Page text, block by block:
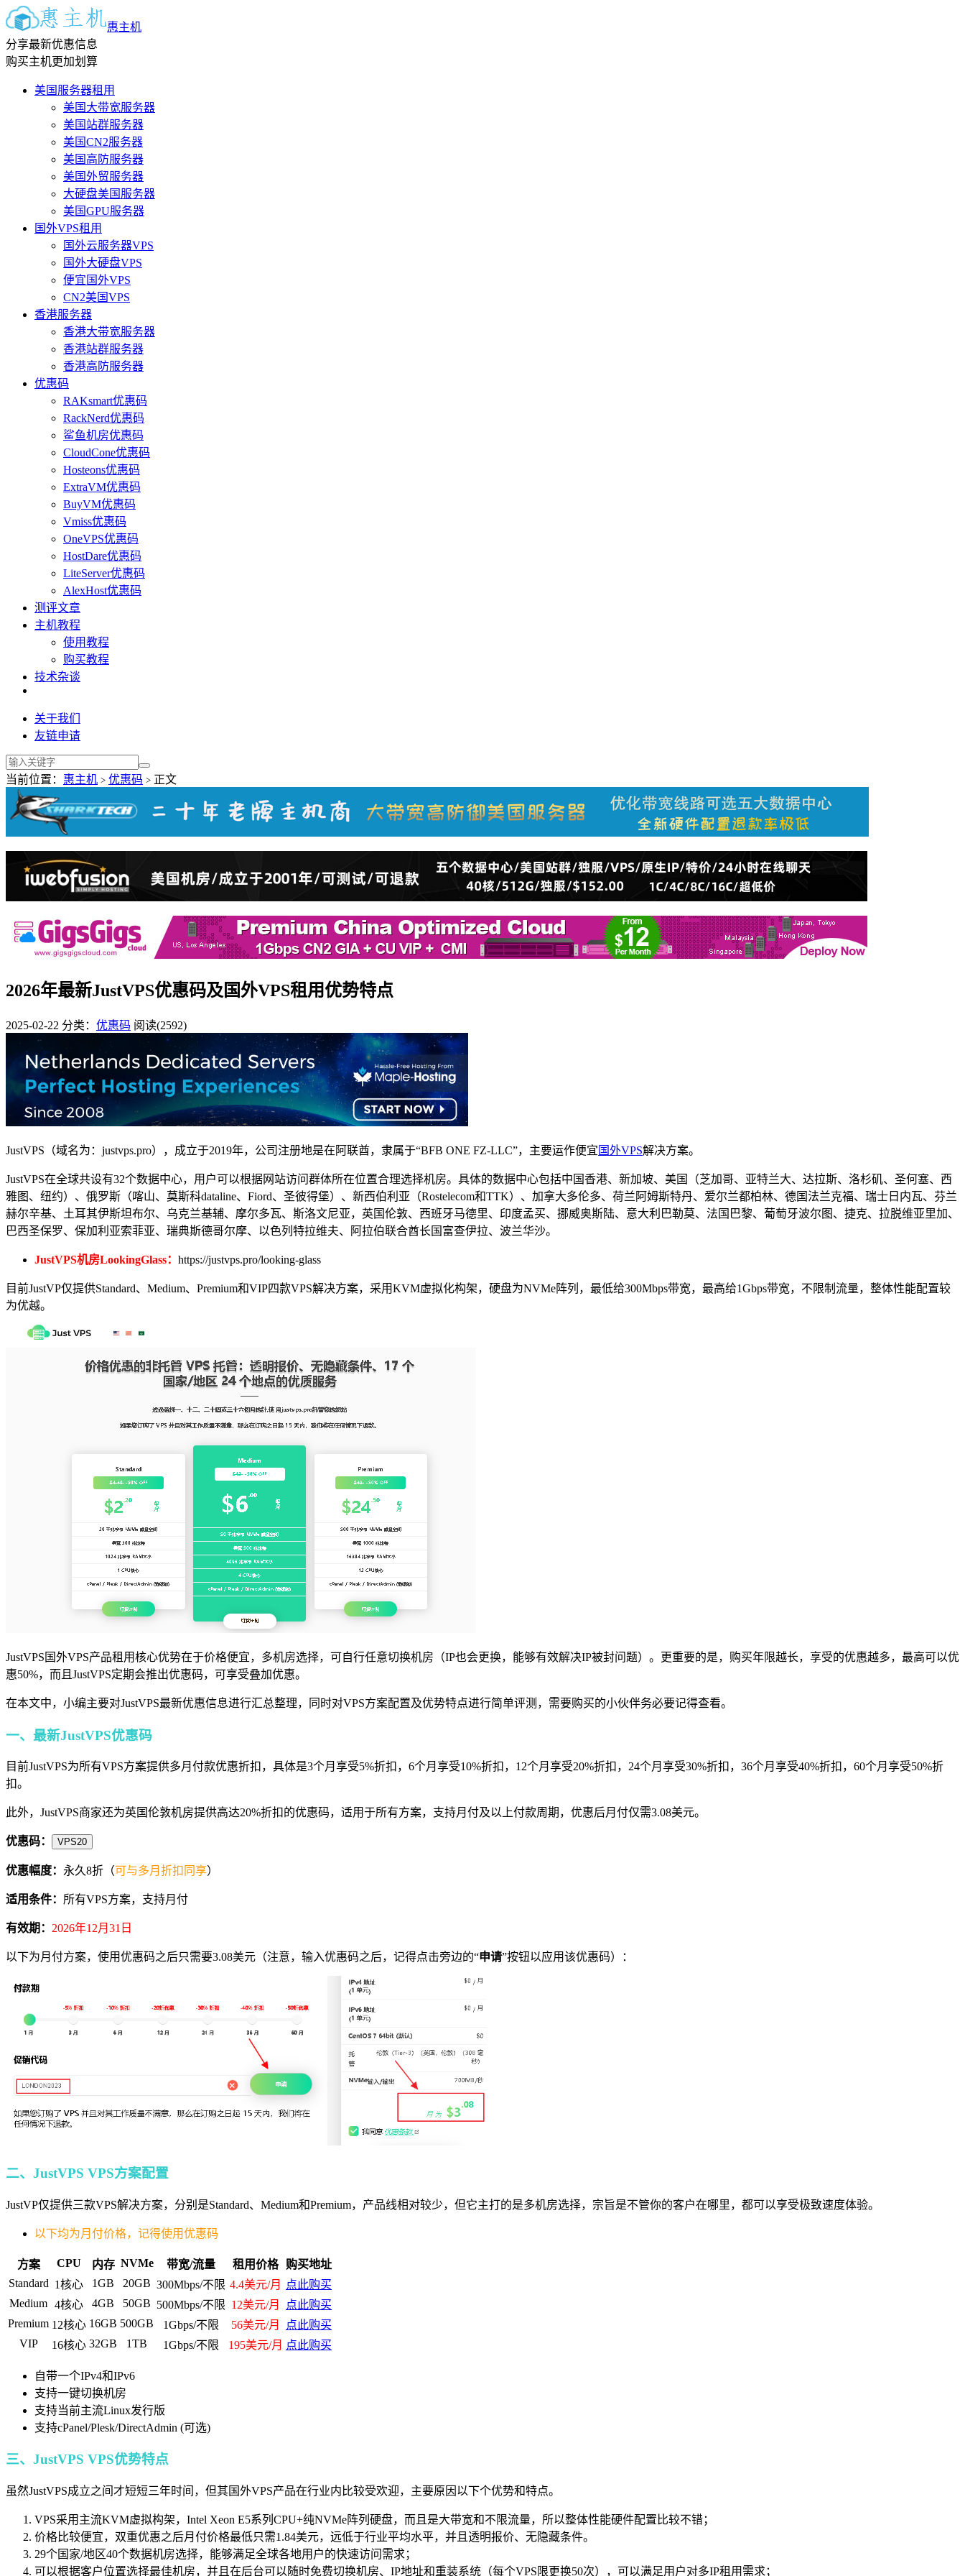
惠主机
分享最新优惠信息
购买主机更加划算
美国服务器租用
美国大带宽服务器
美国站群服务器
美国CN2服务器
美国高防服务器
美国外贸服务器
大硬盘美国服务器
美国GPU服务器
国外VPS租用
国外云服务器VPS
国外大硬盘VPS
便宜国外VPS
CN2美国VPS
香港服务器
香港大带宽服务器
香港站群服务器
香港高防服务器
优惠码
RAKsmart优惠码
RackNerd优惠码
鲨鱼机房优惠码
CloudCone优惠码
Hosteons优惠码
ExtraVM优惠码
BuyVM优惠码
Vmiss优惠码
OneVPS优惠码
HostDare优惠码
LiteServer优惠码
AlexHost优惠码
测评文章
主机教程
使用教程
购买教程
技术杂谈
关于我们
友链申请
当前位置： 惠主机 > 优惠码 > 正文
2026年最新JustVPS优惠码及国外VPS租用优势特点
2025-02-22 分类： 优惠码 阅读(2592)
JustVPS（域名为：justvps.pro），成立于2019年，公司注册地是在阿联酋，隶属于“BFB ONE FZ-LLC”，主要运作便宜 国外VPS解决方案。
JustVPS在全球共设有32个数据中心，用户可以根据网站访问群体所在位置合理选择机房。具体的数据中心包括中国香港、新加坡、美国（芝加哥、亚特兰大、达拉斯、洛杉矶、圣何塞、西
雅图、纽约）、俄罗斯（喀山、莫斯科dataline、Fiord、圣彼得堡）、新西伯利亚（Rostelecom和TTK）、加拿大多伦多、荷兰阿姆斯特丹、爱尔兰都柏林、德国法兰克福、瑞士日内瓦、芬兰
赫尔辛基、土耳其伊斯坦布尔、乌克兰基辅、摩尔多瓦、斯洛文尼亚，英国伦敦、西班牙马德里、印度孟买、挪威奥斯陆、意大利巴勒莫、法国巴黎、葡萄牙波尔图、捷克、拉脱维亚里加、
巴西圣保罗、保加利亚索菲亚、瑞典斯德哥尔摩、以色列特拉维夫、阿拉伯联合酋长国富查伊拉、波兰华沙。
JustVPS机房LookingGlass： https://justvps.pro/looking-glass
目前JustVP仅提供Standard、Medium、Premium和VIP四款VPS解决方案，采用KVM虚拟化构架，硬盘为NVMe阵列，最低给300Mbps带宽，最高给1Gbps带宽，不限制流量，整体性能配置较
为优越。
JustVPS国外VPS产品租用核心优势在于价格便宜，多机房选择，可自行任意切换机房（IP也会更换，能够有效解决IP被封问题）。更重要的是，购买年限越长，享受的优惠越多，最高可以优
惠50%，而且JustVPS定期会推出优惠码，可享受叠加优惠。
在本文中，小编主要对JustVPS最新优惠信息进行汇总整理，同时对VPS方案配置及优势特点进行简单评测，需要购买的小伙伴务必要记得查看。
一、最新JustVPS优惠码
目前JustVPS为所有VPS方案提供多月付款优惠折扣，具体是3个月享受5%折扣，6个月享受10%折扣，12个月享受20%折扣，24个月享受30%折扣，36个月享受40%折扣，60个月享受50%折
扣。
此外，JustVPS商家还为英国伦敦机房提供高达20%折扣的优惠码，适用于所有方案，支持月付及以上付款周期，优惠后月付仅需3.08美元。
优惠码： VPS20
优惠幅度： 永久8折（可与多月折扣同享）
适用条件： 所有VPS方案，支持月付
有效期： 2026年12月31日
以下为月付方案，使用优惠码之后只需要3.08美元（注意，输入优惠码之后，记得点击旁边的“申请”按钮以应用该优惠码）：
二、JustVPS VPS方案配置
JustVP仅提供三款VPS解决方案，分别是Standard、Medium和Premium，产品线相对较少，但它主打的是多机房选择，宗旨是不管你的客户在哪里，都可以享受极致速度体验。
以下均为月付价格，记得使用优惠码
方案 CPU 内存 NVMe 带宽/流量 租用价格
购买地址
Standard 1核心 1GB 20GB 300Mbps/不限 4.4美元/月
点此购买
Medium 4核心 4GB 50GB 500Mbps/不限 12美元/月
点此购买
Premium 12核心 16GB 500GB 1Gbps/不限 56美元/月
点此购买
VIP
16核心 32GB 1TB 1Gbps/不限 195美元/月 点此购买
自带一个IPv4和IPv6
支持一键切换机房
支持当前主流Linux发行版
支持cPanel/Plesk/DirectAdmin (可选)
三、JustVPS VPS优势特点
虽然JustVPS成立之间才短短三年时间，但其国外VPS产品在行业内比较受欢迎，主要原因以下个优势和特点。
VPS采用主流KVM虚拟构架，Intel Xeon E5系列CPU+纯NVMe阵列硬盘，而且是大带宽和不限流量，所以整体性能硬件配置比较不错；
价格比较便宜，双重优惠之后月付价格最低只需1.84美元，远低于行业平均水平，并且透明报价、无隐藏条件。
29个国家/地区40个数据机房选择，能够满足全球各地用户的快速访问需求；
可以根据客户位置选择最佳机房，并且在后台可以随时免费切换机房、IP地址和重装系统（每个VPS限更换50次），可以满足用户对多IP租用需求；